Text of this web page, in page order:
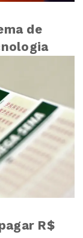
de
R$